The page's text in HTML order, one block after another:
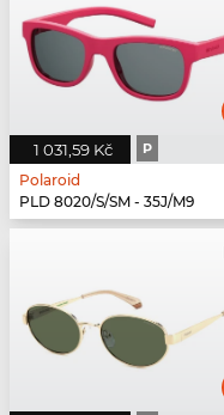
1 031,59 Kč P
Polaroid
PLD 8020/S/SM - 35J/M9